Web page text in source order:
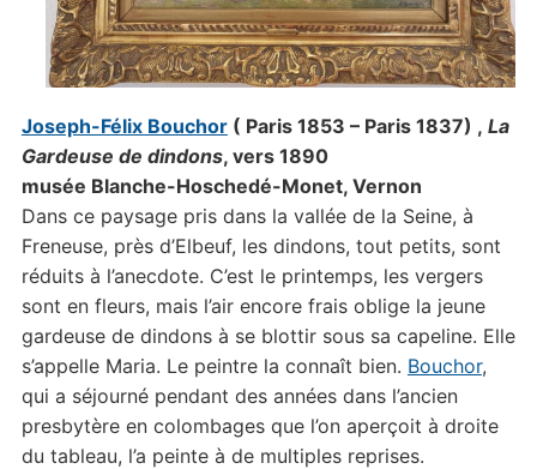
Joseph-Félix Bouchor( Paris 1853 – Paris 1837) , La
Gardeuse de dindons, vers 1890
musée Blanche-Hoschedé-Monet, Vernon
Dans ce paysage pris dans la vallée de la Seine, à
Freneuse, près d’Elbeuf, les dindons, tout petits, sont
réduits à l’anecdote. C’est le printemps, les vergers
sont en fleurs, mais l’air encore frais oblige la jeune
gardeuse de dindons à se blottir sous sa capeline. Elle
s’appelle Maria. Le peintre la connaît bien. Bouchor,
qui a séjourné pendant des années dans l’ancien
presbytère en colombages que l’on aperçoit à droite
du tableau, l’a peinte à de multiples reprises.